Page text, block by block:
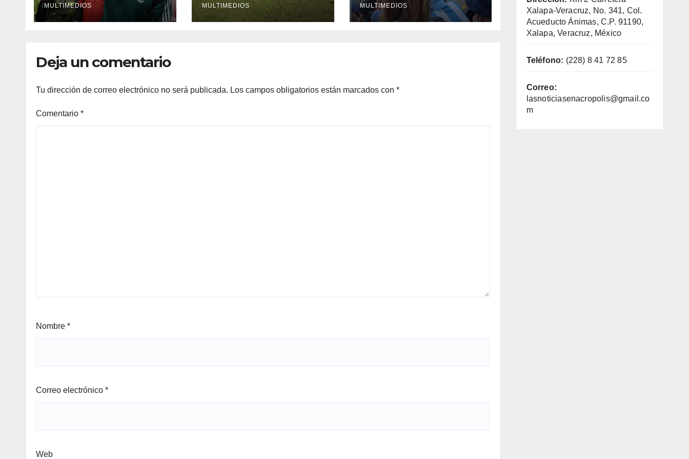
MULTIMEDIOS
la Copa del Mar
2026
MULTIMEDIOS
viraliza
MULTIMEDIOS
Deja un comentario
Tu dirección de correo electrónico no será publicada. Los campos obligatorios están marcados con *
Comentario *
Nombre *
Correo electrónico *
Web
Xalapa-Veracruz, No. 341, Col.
Acueducto Ánimas, C.P. 91190,
Xalapa, Veracruz, México
Teléfono: (228) 8 41 72 85
Correo:
lasnoticiasenacropolis@gmail.co
m